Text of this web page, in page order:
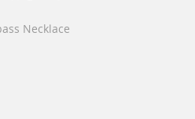
Necklace